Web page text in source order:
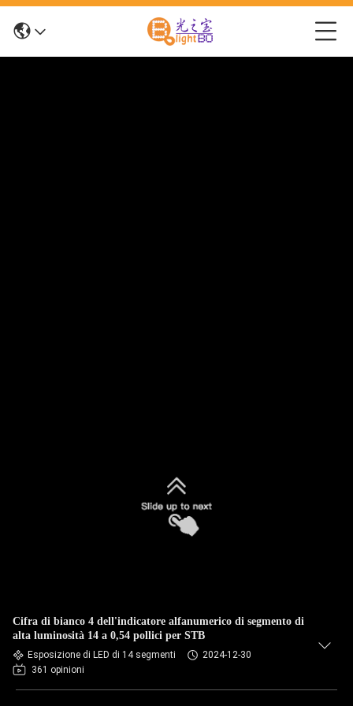
Cifra di bianco 4 dell'indicatore alfanumerico di segmento di
alta luminosità 14 a 0,54 pollici per STB
Esposizione di LED di 14 segmenti
2024-12-30
361 opinioni